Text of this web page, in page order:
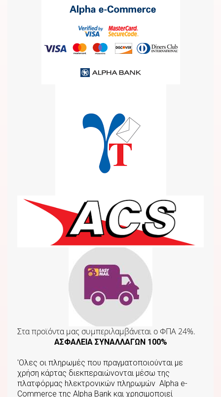
Στα προϊόντα μας συμπεριλαμβάνεται o ΦΠΑ 24%.
ΑΣΦΑΛΕΙΑ ΣΥΝΑΛΛΑΓΩΝ 100%
'Ολες οι πληρωμές που πραγματοποιούνται με
χρήση κάρτας διεκπεραιώνονται μέσω της
πλατφόρμας hλεκτρονικών πληρωμών Αlpha e-
Commerce της Αlpha Bank και χρησιμοποιεί